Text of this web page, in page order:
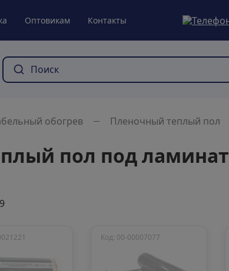
Оптовикам Контакты
обогрев Пленочный теплый пол
пол под ламинат
Код: 00-00007077